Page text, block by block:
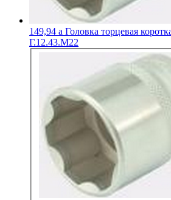
149,94 a Головка торцевая
Г.12.43.М22